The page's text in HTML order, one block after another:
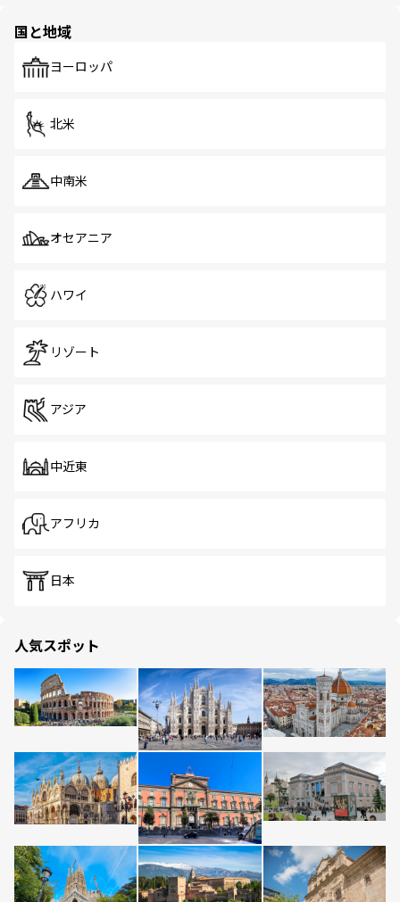
で、ホーカーズは地元の風情を楽しめる外せないスポット
国と地域
ヨーロッパ
北米
中南米
オセアニア
ハワイ
リゾート
アジア
中近東
アフリカ
日本
人気スポット